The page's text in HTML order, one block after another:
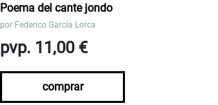
Poema del cante jondo
por Federico García Lorca
pvp. 11,00 €
comprar